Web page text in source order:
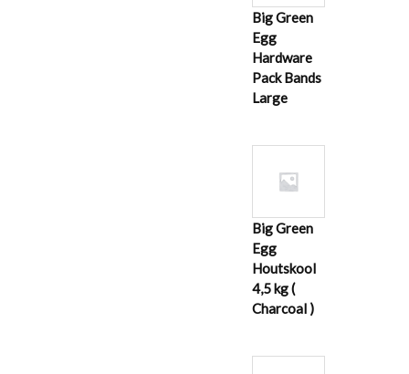
Big Green
Egg
Hardware
Pack Bands
Large
Big Green
Egg
Houtskool
4,5 kg (
Charcoal )